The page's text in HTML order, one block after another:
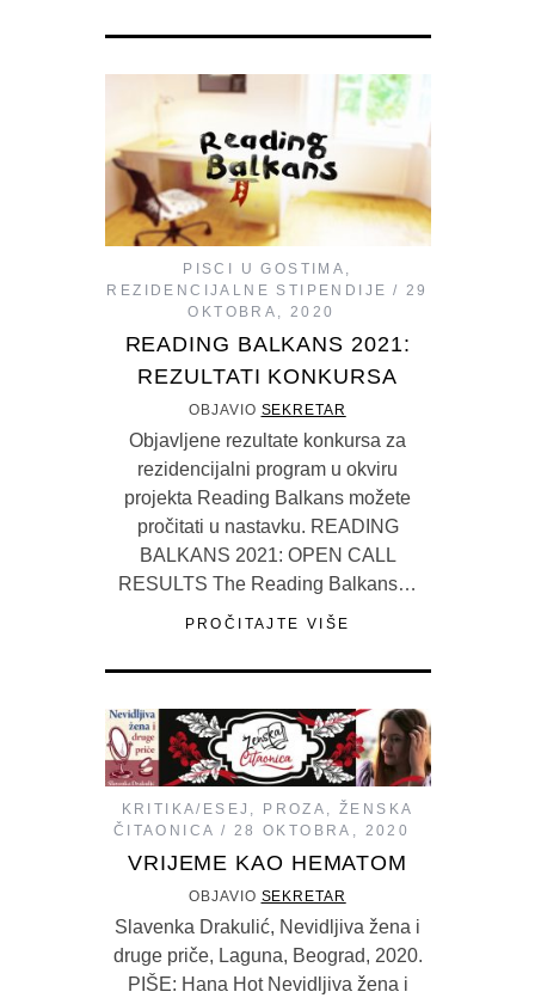
PISCI U GOSTIMA
REZIDENCIJALNE STIPENDIJE
29
OKTOBRA, 2020
READING BALKANS 2021:
REZULTATI KONKURSA
OBJAVIO SEKRETAR
Objavljene rezultate konkursa za
rezidencijalni program u okviru
projekta Reading Balkans možete
pročitati u nastavku. READING
BALKANS 2021: OPEN CALL
RESULTS The Reading Balkans…
PROČITAJTE VIŠE
KRITIKA/ESEJ , PROZA ,ŽENSKA
ČITAONICA
28 OKTOBRA, 2020
VRIJEME KAO HEMATOM
OBJAVIO SEKRETAR
Slavenka Drakulić, Nevidljiva žena i
druge priče, Laguna, Beograd, 2020.
PIŠE: Hana Hot Nevidljiva žena i